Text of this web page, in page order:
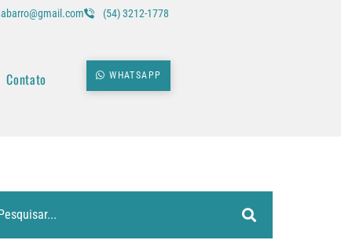
(54) 3212-1778
Contato WHATSAPP